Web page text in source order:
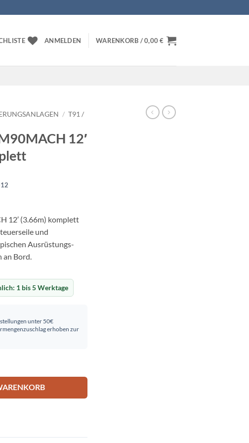
ANMELDEN WARENKORB /0,00€
/ T91 /
12′
12′ (3.66m) komplett
und
Ausrüstungs-
Bord.
1 bis 5 Werktage
unter 50€
erhoben zur